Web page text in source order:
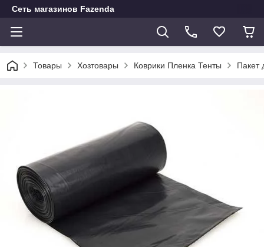
Сеть магазинов Fazenda
Товары Хозтовары Коврики Пленка Тенты Пакет